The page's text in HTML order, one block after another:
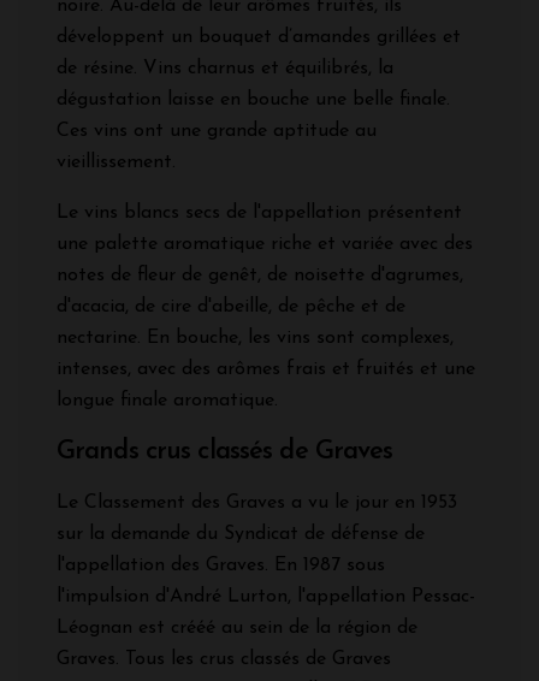
noire. Au-delà de leur arômes fruités, ils
développent un bouquet d’amandes grillées et
de résine. Vins charnus et équilibrés, la
dégustation laisse en bouche une belle finale.
Ces vins ont une grande aptitude au
vieillissement.
Le vins blancs secs de l'appellation présentent
une palette aromatique riche et variée avec des
notes de fleur de genêt, de noisette d'agrumes,
d'acacia, de cire d'abeille, de pêche et de
nectarine. En bouche, les vins sont complexes,
intenses, avec des arômes frais et fruités et une
longue finale aromatique.
Grands crus classés de Graves
Le Classement des Graves a vu le jour en 1953
sur la demande du Syndicat de défense de
l'appellation des Graves. En 1987 sous
l'impulsion d'André Lurton, l'appellation Pessac-
Léognan est crééé au sein de la région de
Graves. Tous les crus classés de Graves